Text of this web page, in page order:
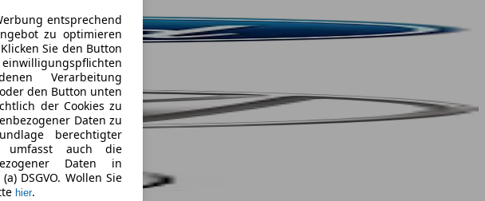
entsprechend
zu optimieren
Sie den Button
Verarbeitung
den Button unten
der Cookies zu
Daten zu
berechtigter
umfasst auch die
Daten in
DSGVO. Wollen Sie
hier.